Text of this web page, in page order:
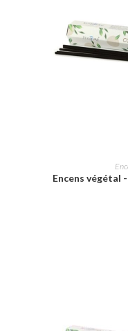
Encens végétal